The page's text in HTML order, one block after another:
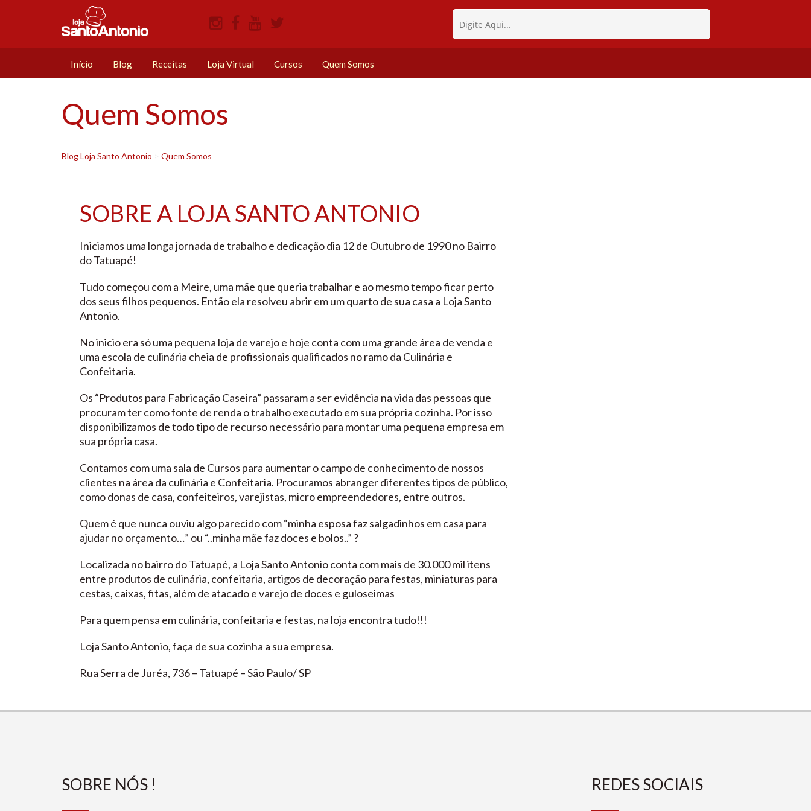
Início Blog Receitas Loja Virtual Cursos Quem Somos
Quem Somos
Blog Loja Santo Antonio Quem Somos
SOBRE A LOJA SANTO ANTONIO
Iniciamos uma longa jornada de trabalho e dedicação dia 12 de Outubro de 1990 no Bairro
do Tatuapé!
Tudo começou com a Meire, uma mãe que queria trabalhar e ao mesmo tempo ficar perto
dos seus filhos pequenos. Então ela resolveu abrir em um quarto de sua casa a Loja Santo
Antonio.
No inicio era só uma pequena loja de varejo e hoje conta com uma grande área de venda e
uma escola de culinária cheia de profissionais qualificados no ramo da Culinária e
Confeitaria.
Os “Produtos para Fabricação Caseira” passaram a ser evidência na vida das pessoas que
procuram ter como fonte de renda o trabalho executado em sua própria cozinha. Por isso
disponibilizamos de todo tipo de recurso necessário para montar uma pequena empresa em
sua própria casa.
Contamos com uma sala de Cursos para aumentar o campo de conhecimento de nossos
clientes na área da culinária e Confeitaria. Procuramos abranger diferentes tipos de público,
como donas de casa, confeiteiros, varejistas, micro empreendedores, entre outros.
Quem é que nunca ouviu algo parecido com “minha esposa faz salgadinhos em casa para
ajudar no orçamento…” ou “..minha mãe faz doces e bolos..” ?
Localizada no bairro do Tatuapé, a Loja Santo Antonio conta com mais de 30.000 mil itens
entre produtos de culinária, confeitaria, artigos de decoração para festas, miniaturas para
cestas, caixas, fitas, além de atacado e varejo de doces e guloseimas
Para quem pensa em culinária, confeitaria e festas, na loja encontra tudo!!!
Loja Santo Antonio, faça de sua cozinha a sua empresa.
Rua Serra de Juréa, 736 – Tatuapé – São Paulo/ SP
SOBRE NÓS ! REDES SOCIAIS